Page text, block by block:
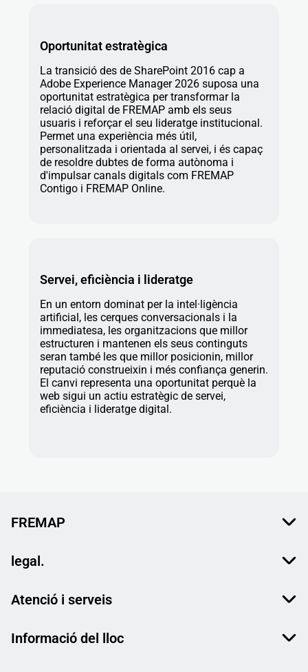
Oportunitat estratègica
La transició des de SharePoint 2016 cap a
Adobe Experience Manager 2026 suposa una
oportunitat estratègica per transformar la
relació digital de FREMAP amb els seus
usuaris i reforçar el seu lideratge institucional.
Permet una experiència més útil,
personalitzada i orientada al servei, i és capaç
de resoldre dubtes de forma autònoma i
d'impulsar canals digitals com FREMAP
Contigo i FREMAP Online.
Servei, eficiència i lideratge
En un entorn dominat per la intel·ligència
artificial, les cerques conversacionals i la
immediatesa, les organitzacions que millor
estructuren i mantenen els seus continguts
seran també les que millor posicionin, millor
reputació construeixin i més confiança generin.
El canvi representa una oportunitat perquè la
web sigui un actiu estratègic de servei,
eficiència i lideratge digital.
FREMAP
legal.
Atenció i serveis
Informació del lloc